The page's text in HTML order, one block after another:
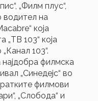
„Филм плус“,
водител на
која
„ТВ 103“ која
103“.
филмска
„Синедејс“ во
филмови
„Слобода“ и